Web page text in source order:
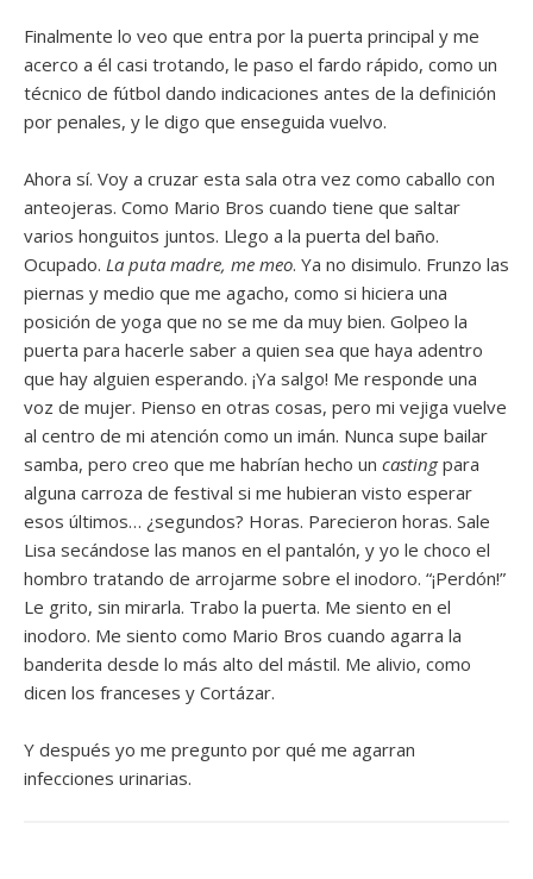
Finalmente lo veo que entra por la puerta principal y me
acerco a él casi trotando, le paso el fardo rápido, como un
técnico de fútbol dando indicaciones antes de la definición
por penales, y le digo que enseguida vuelvo.
Ahora sí. Voy a cruzar esta sala otra vez como caballo con
anteojeras. Como Mario Bros cuando tiene que saltar
varios honguitos juntos. Llego a la puerta del baño.
Ocupado. La puta madre, me meo. Ya no disimulo. Frunzo las
piernas y medio que me agacho, como si hiciera una
posición de yoga que no se me da muy bien. Golpeo la
puerta para hacerle saber a quien sea que haya adentro
que hay alguien esperando. ¡Ya salgo! Me responde una
voz de mujer. Pienso en otras cosas, pero mi vejiga vuelve
al centro de mi atención como un imán. Nunca supe bailar
samba, pero creo que me habrían hecho un castingpara
alguna carroza de festival si me hubieran visto esperar
esos últimos… ¿segundos? Horas. Parecieron horas. Sale
Lisa secándose las manos en el pantalón, y yo le choco el
hombro tratando de arrojarme sobre el inodoro. “¡Perdón!”
Le grito, sin mirarla. Trabo la puerta. Me siento en el
inodoro. Me siento como Mario Bros cuando agarra la
banderita desde lo más alto del mástil. Me alivio, como
dicen los franceses y Cortázar.
Y después yo me pregunto por qué me agarran
infecciones urinarias.